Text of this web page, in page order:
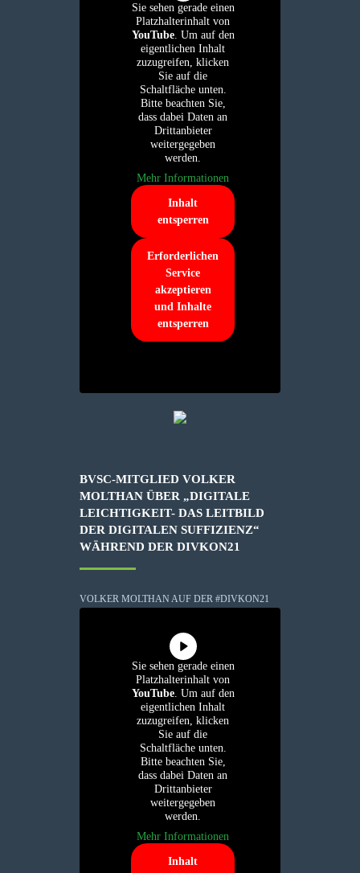
Sie sehen gerade einen
Platzhalterinhalt von
YouTube. Um auf den
eigentlichen Inhalt
zuzugreifen, klicken
Sie auf die
Schaltfläche unten.
Bitte beachten Sie,
dass dabei Daten an
Drittanbieter
weitergegeben
werden.
Mehr Informationen
Inhalt
entsperren
Erforderlichen
Service
akzeptieren
und Inhalte
entsperren
BVSC-MITGLIED VOLKER
MOLTHAN ÜBER „DIGITALE
LEICHTIGKEIT- DAS LEITBILD
DER DIGITALEN SUFFIZIENZ“
WÄHREND DER DIVKON21
VOLKER MOLTHAN AUF DER #DIVKON21
Sie sehen gerade einen
Platzhalterinhalt von
YouTube. Um auf den
eigentlichen Inhalt
zuzugreifen, klicken
Sie auf die
Schaltfläche unten.
Bitte beachten Sie,
dass dabei Daten an
Drittanbieter
weitergegeben
werden.
Mehr Informationen
Inhalt